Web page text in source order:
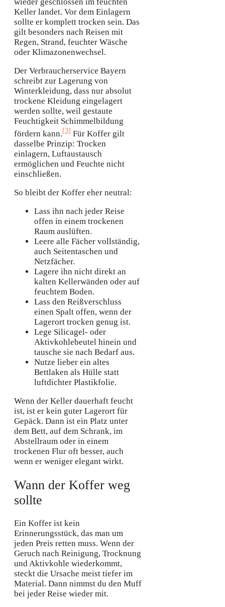
Keller landet. Vor dem Einlagern
sollte er komplett trocken sein. Das
gilt besonders nach Reisen mit
Regen, Strand, feuchter Wäsche
oder Klimazonenwechsel.
Der Verbraucherservice Bayern
schreibt zur Lagerung von
Winterkleidung, dass nur absolut
trockene Kleidung eingelagert
werden sollte, weil gestaute
Feuchtigkeit Schimmelbildung
fördern kann.[3] Für Koffer gilt
dasselbe Prinzip: Trocken
einlagern, Luftaustausch
ermöglichen und Feuchte nicht
einschließen.
So bleibt der Koffer eher neutral:
Lass ihn nach jeder Reise
offen in einem trockenen
Raum auslüften.
Leere alle Fächer vollständig,
auch Seitentaschen und
Netzfächer.
Lagere ihn nicht direkt an
kalten Kellerwänden oder auf
feuchtem Boden.
Lass den Reißverschluss
einen Spalt offen, wenn der
Lagerort trocken genug ist.
Lege Silicagel- oder
Aktivkohlebeutel hinein und
tausche sie nach Bedarf aus.
Nutze lieber ein altes
Bettlaken als Hülle statt
luftdichter Plastikfolie.
Wenn der Keller dauerhaft feucht
ist, ist er kein guter Lagerort für
Gepäck. Dann ist ein Platz unter
dem Bett, auf dem Schrank, im
Abstellraum oder in einem
trockenen Flur oft besser, auch
wenn er weniger elegant wirkt.
Wann der Koffer weg
sollte
Ein Koffer ist kein
Erinnerungsstück, das man um
jeden Preis retten muss. Wenn der
Geruch nach Reinigung, Trocknung
und Aktivkohle wiederkommt,
steckt die Ursache meist tiefer im
Material. Dann nimmst du den Muff
bei jeder Reise wieder mit.